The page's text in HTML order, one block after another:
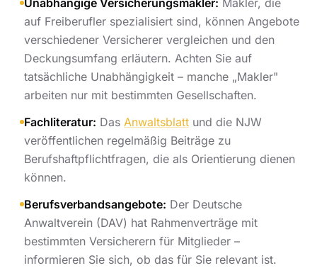
auf Freiberufler spezialisiert sind, können Angebote
verschiedener Versicherer vergleichen und den
Deckungsumfang erläutern. Achten Sie auf
tatsächliche Unabhängigkeit – manche „Makler"
arbeiten nur mit bestimmten Gesellschaften.
Fachliteratur: Das Anwaltsblatt und die NJW
veröffentlichen regelmäßig Beiträge zu
Berufshaftpflichtfragen, die als Orientierung dienen
können.
Berufsverbandsangebote: Der Deutsche
Anwaltverein (DAV) hat Rahmenverträge mit
bestimmten Versicherern für Mitglieder –
informieren Sie sich, ob das für Sie relevant ist.